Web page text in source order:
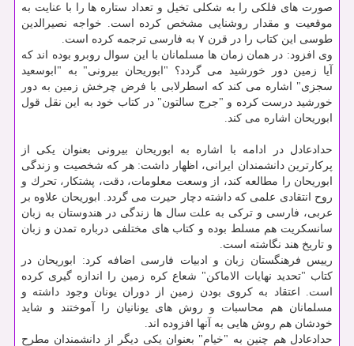
صورت های فلكی را به شكلی تخیل و تعداد ستاره ها را با عنایت به
موقعیت و مقدار روشنایی مشخص كرده است. خواجه نصیرالدین
طوسی این كتاب را در قرن ۷ به فارسی ترجمه كرده است.
وی افزود: در همان زمان ها مسلمانان با این سوال روبرو بوده اند كه
آیا زمین دور خورشید می گردد؟ "ابوریحان بیرونی" به "ابوسعید
سجزی" اشاره می كند كه اسطرلابی با فرض چرخش زمین به دور
خورشید درست كرده و "جرج سالتون" در كتاب خود به این نقل قول
ابوریحان اشاره می كند.
حدادعادل در ادامه با اشاره به ابوریحان بیرونی بعنوان یكی از
پركارترین دانشمندان ایرانی، اظهار داشت: هر كه شخصیت و زندگی
ابوریحان را مطالعه كند، از وسعت معلومات، دقت، پشتكار، تحرك و
روح انتقادی علمی كه داشته دچار حیرت می گردد. ابوریحان علاوه بر
عربی، فارسی و تركی به علت سال ها زندگی در هندوستان به زبان
سانسكریت هم مسلط بوده و كتاب های مختلفی درباره تمدن و زبان
و تاریخ هند نگاشته است.
رییس فرهنگستان زبان و ادبیات فارسی اضافه كرد: ابوریحان در
كتاب "تحدید نهایات الاماكن" شعاع كره زمین را اندازه گیری كرده
است. اعتقاد به كروی بودن زمین از دوران یونان وجود داشته و
مسلمانان هم محاسبات و روش های یونانیان را آموختند و شاید
خودشان هم روش هایی به آنها افزوده اند.
حدادعادل هم چنین به "خیام" بعنوان یكی دیگر از دانشمندان مطرح